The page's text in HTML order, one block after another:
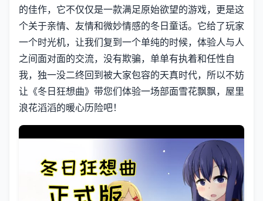
的佳作​​，它不仅仅是一款满足原始欲望的游戏，更是这
个关于亲情、友情和微妙情感的冬日童话。它给了玩家
一个时光机，让我们复到一个单纯的时候，体验人与人
之间面对面的交流，没有欺骗，单单有执着和任性自
我，独一没二终回到被大家包容的天真时代，所以不妨
让《冬日狂想曲》带您们体验一场​​部面雪花飘飘，屋里
浪花滔滔​​的暖心历险吧！